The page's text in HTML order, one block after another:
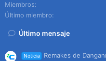
Miembros
Último miembro
Último mensaje
Noticia
Remakes de